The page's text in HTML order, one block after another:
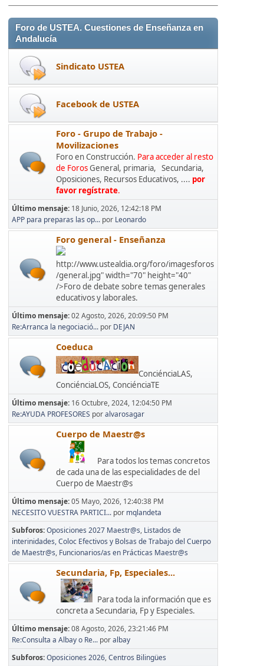
Foro de USTEA. Cuestiones de Enseñanza en
Andalucía
Sindicato USTEA
Facebook de USTEA
Foro - Grupo de Trabajo -
Movilizaciones
Foro en Construcción. Para acceder al resto
de ForosGeneral, primaria, Secundaria,
Oposiciones, Recursos Educativos, .... por
favor regístrate.
Último mensaje: 18 Junio, 2026, 12:42:18 PM
APP para preparas las op... por Leonardo
Foro general - Enseñanza
http://www.ustealdia.org/foro/imagesforos
/general.jpg" width="70" height="40"
/>Foro de debate sobre temas generales
educativos y laborales.
Último mensaje:02 Agosto, 2026, 20:09:50 PM
Re:Arranca la negociació... por DEJAN
Coeduca
ConciénciaLAS,
ConciénciaLOS, ConciénciaTE
Último mensaje: 16 Octubre, 2024, 12:04:50 PM
Re:AYUDA PROFESORES poralvarosagar
Cuerpo de Maestr@s
Para todos los temas concretos
de cada una de las especialidades de del
Cuerpo de Maestr@s
Último mensaje:05 Mayo, 2026, 12:40:38 PM
NECESITO VUESTRA PARTICI... por mqlandeta
Subforos Oposiciones 2027 Maestr@s Listados de
interinidades, Coloc Efectivos y Bolsas de Trabajo del Cuerpo
de Maestr@s Funcionarios/as en Prácticas Maestr@s
Secundaria, Fp, Especiales...
Para toda la información que es
concreta a Secundaria, Fp y Especiales.
Último mensaje:08 Agosto, 2026, 23:21:46 PM
Re:Consulta a Albay o Re... poralbay
Subforos Oposiciones 2026 Centros Bilingües